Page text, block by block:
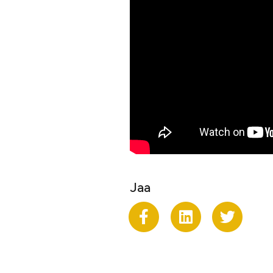
Jaa
Jaa Facekookiin
Share on